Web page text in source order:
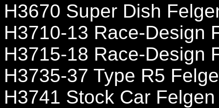
H3670 Super Dish
H3710-13 Race-Design
H3715-18 Race-Design
H3735-37 Type R5
H3741 Stock Car